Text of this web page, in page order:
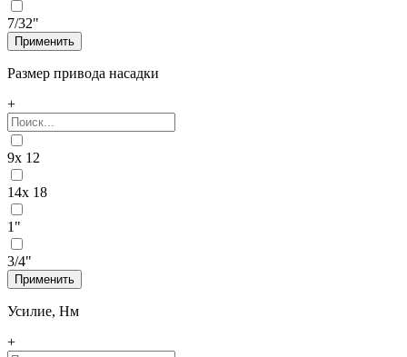
7/32"
Размер привода насадки
+
9x 12
14x 18
1"
3/4"
Усилие, Нм
+